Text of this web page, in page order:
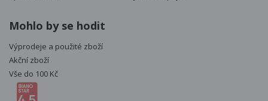
Mohlo by se hodit
Výprodeje a použité zboží
Akční zboží
Vše do 100 Kč